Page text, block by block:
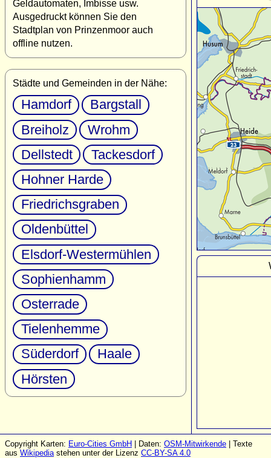
Geldautomaten, Imbisse usw.
Ausgedruckt können Sie den
Stadtplan von Prinzenmoor auch
offline nutzen.
Städte und Gemeinden in der Nähe:
Hamdorf
Bargstall
Breiholz
Wrohm
Dellstedt
Tackesdorf
Hohner Harde
Friedrichsgraben
Oldenbüttel
Elsdorf-Westermühlen
Sophienhamm
Osterrade
Tielenhemme
Süderdorf
Haale
Hörsten
Copyright Karten: Euro-Cities GmbH | Daten: OSM-Mitwirkende | Texte
aus Wikipediastehen unter der Lizenz CC-BY-SA 4.0